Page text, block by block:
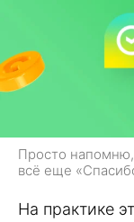
Просто
всё еще
На практике